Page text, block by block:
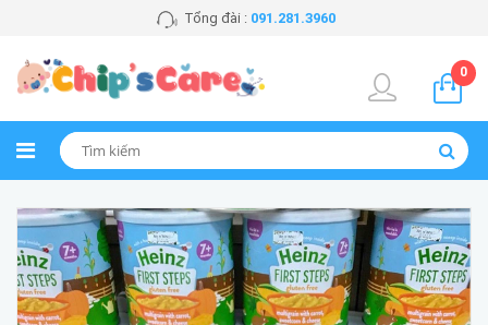
Tổng đài : 091.281.3960
0